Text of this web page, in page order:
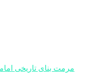
مرمت بنای تاریخی